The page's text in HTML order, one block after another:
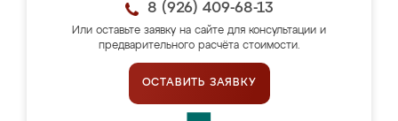
8 (926) 409-68-13
Или оставьте заявку на сайте для консультации и
предварительного расчёта стоимости.
ОСТАВИТЬ ЗАЯВКУ